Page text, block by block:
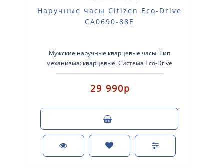
Наручные часы Citizen Eco-Drive
CA0690-88E
Мужские наручные кварцевые часы. Тип
механизма: кварцевые. Система Eco-Drive
(аккумулятор с питанием от световой э..
29 990р